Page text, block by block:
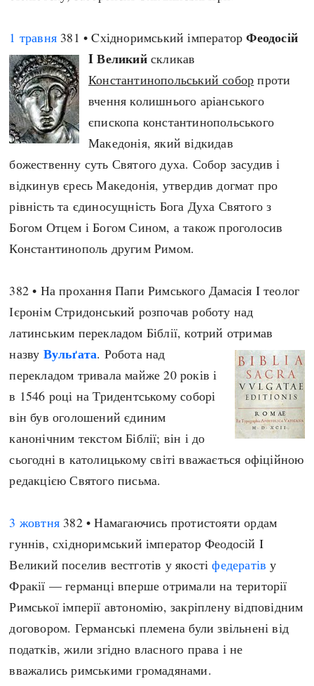
1 травня 381 • Cхідноримський імператорФеодосій
I Великийскликав
Константинопольський собор проти
вчення колишнього аріанського
єпископа константинопольського
Македонія, який відкидав
божественну суть Святого духа. Собор засудив і
відкинув єресь Македонія, утвердив догмат про
рівність та єдиносущність Бога Духа Святого з
Богом Отцем і Богом Сином, а також проголосив
Константинополь другим Римом.
382 • На прохання Папи Римського Дамасія I теолог
Ієронім Стридонський розпочав роботу над
латинським перекладом Біблії, котрий отримав
назву Вульґата. Робота над
перекладом тривала майже 20 років і
в 1546 році на Тридентському соборі
він був оголошений єдиним
канонічним текстом Біблії; він і до
сьогодні в католицькому світі вважається офіційною
редакцією Святого письма.
3 жовтня 382 • Намагаючись протистояти ордам
гуннів, східноримський імператор Феодосій I
Великий поселив вестготів у якостіфедератів у
Фракії — германці вперше отримали на території
Римської імперії автономію, закріплену відповідним
договором. Германські племена були звільнені від
податків, жили згідно власного права і не
вважались римськими громадянами.